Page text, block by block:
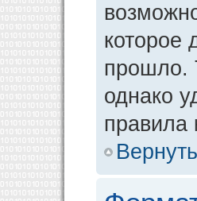
которое
прошло.
однако
правила